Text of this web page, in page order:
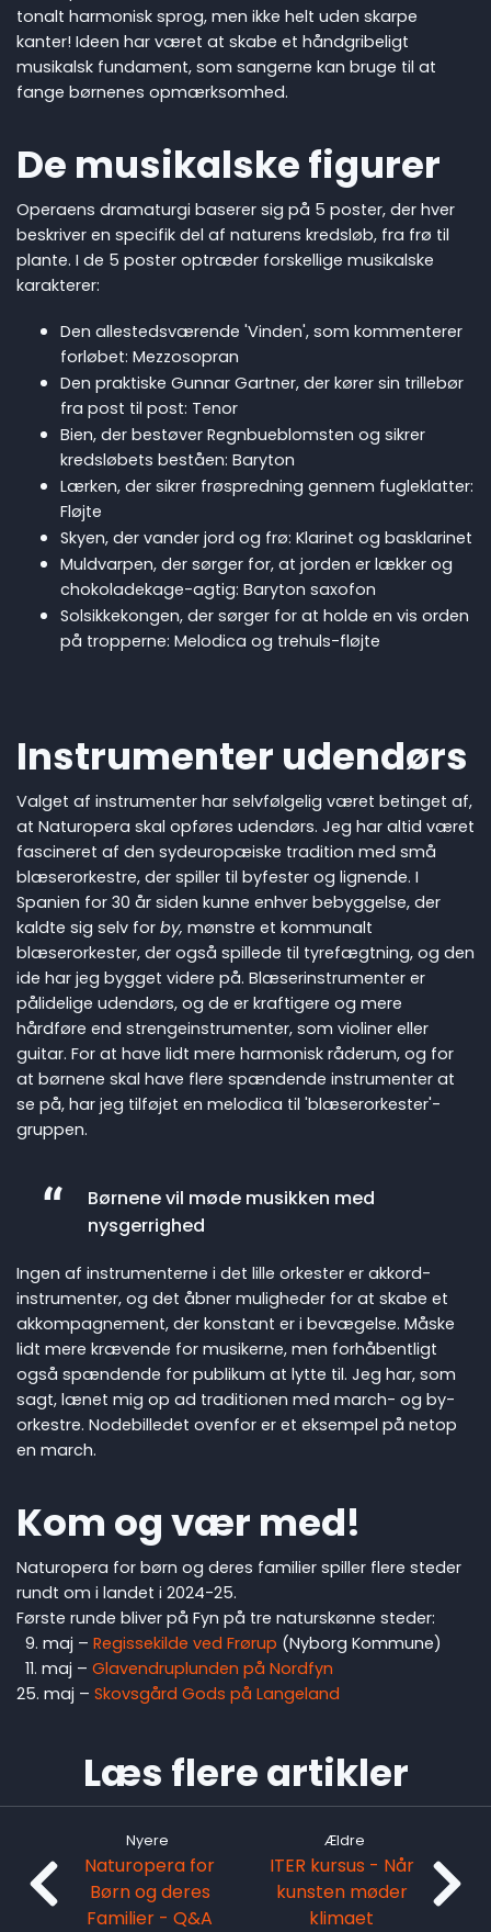
tonalt harmonisk sprog, men ikke helt uden skarpe
kanter! Ideen har været at skabe et håndgribeligt
musikalsk fundament, som sangerne kan bruge til at
fange børnenes opmærksomhed.
De musikalske figurer
Operaens dramaturgi baserer sig på 5 poster, der hver
beskriver en specifik del af naturens kredsløb, fra frø til
plante. I de 5 poster optræder forskellige musikalske
karakterer:
Den allestedsværende 'Vinden', som kommenterer
forløbet: Mezzosopran
Den praktiske Gunnar Gartner, der kører sin trillebør
fra post til post: Tenor
Bien, der bestøver Regnbueblomsten og sikrer
kredsløbets beståen: Baryton
Lærken, der sikrer frøspredning gennem fugleklatter:
Fløjte
Skyen, der vander jord og frø: Klarinet og basklarinet
Muldvarpen, der sørger for, at jorden er lækker og
chokoladekage-agtig: Baryton saxofon
Solsikkekongen, der sørger for at holde en vis orden
på tropperne: Melodica og trehuls-fløjte
Instrumenter udendørs
Valget af instrumenter har selvfølgelig været betinget af,
at Naturopera skal opføres udendørs. Jeg har altid været
fascineret af den sydeuropæiske tradition med små
blæserorkestre, der spiller til byfester og lignende. I
Spanien for 30 år siden kunne enhver bebyggelse, der
kaldte sig selv for by, mønstre et kommunalt
blæserorkester, der også spillede til tyrefægtning, og den
ide har jeg bygget videre på. Blæserinstrumenter er
pålidelige udendørs, og de er kraftigere og mere
hårdføre end strengeinstrumenter, som violiner eller
guitar. For at have lidt mere harmonisk råderum, og for
at børnene skal have flere spændende instrumenter at
se på, har jeg tilføjet en melodica til 'blæserorkester'-
gruppen.
Børnene vil møde musikken med
nysgerrighed
Ingen af instrumenterne i det lille orkester er akkord-
instrumenter, og det åbner muligheder for at skabe et
akkompagnement, der konstant er i bevægelse. Måske
lidt mere krævende for musikerne, men forhåbentligt
også spændende for publikum at lytte til. Jeg har, som
sagt, lænet mig op ad traditionen med march- og by-
orkestre. Nodebilledet ovenfor er et eksempel på netop
en march.
Kom og vær med!
Naturopera for børn og deres familier spiller flere steder
rundt om i landet i 2024-25.
Første runde bliver på Fyn på tre naturskønne steder:
9. maj – Regissekilde ved Frørup (Nyborg Kommune)
11. maj – Glavendruplunden på Nordfyn
25. maj – Skovsgård Gods på Langeland
Læs flere artikler
Nyere
Naturopera for
Børn og deres
Familier - Q&A
Ældre
ITER kursus - Når
kunsten møder
klimaet